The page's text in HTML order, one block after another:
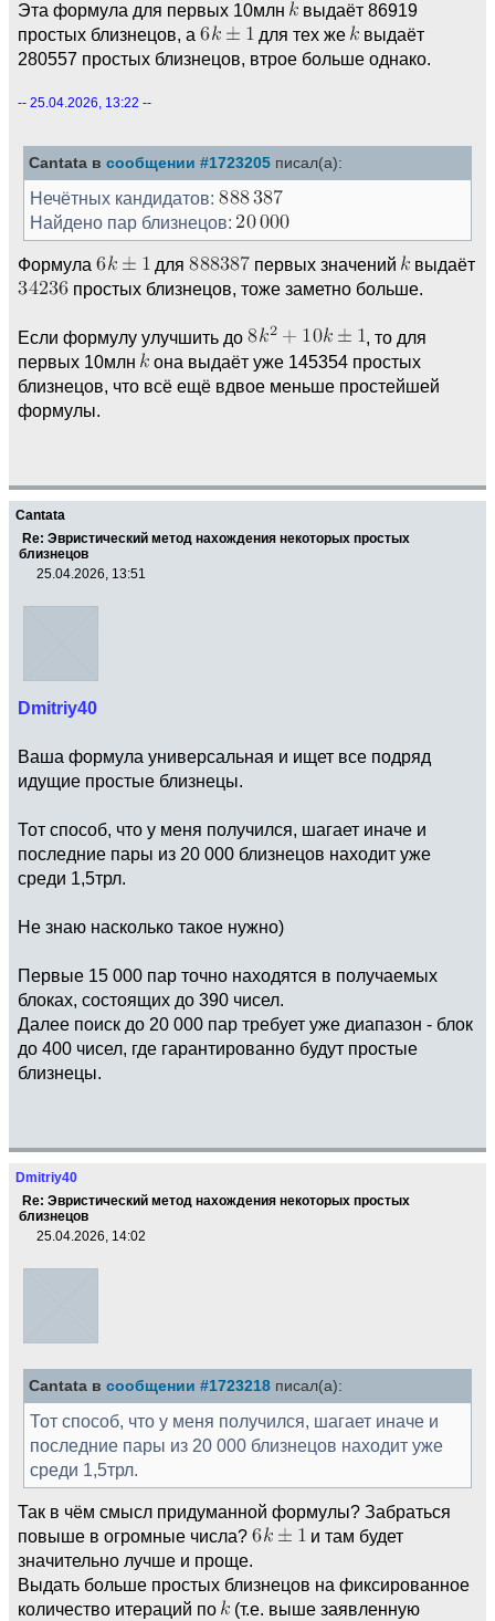
Эта формула для первых 10млн
выдаёт 86919
простых близнецов, а
для тех же
выдаёт
280557 простых близнецов, втрое больше однако.
-- 25.04.2026, 13:22 --
Cantata в сообщении #1723205 писал(а):
Нечётных кандидатов:
Найдено пар близнецов:
Формула для первых значений
выдаёт
простых близнецов, тоже заметно больше.
Если формулу улучшить до
, то для
первых 10млн
она выдаёт уже 145354 простых
близнецов, что всё ещё вдвое меньше простейшей
формулы.
Cantata
Re: Эвристический метод нахождения некоторых простых
близнецов
25.04.2026, 13:51
Dmitriy40
Ваша формула универсальная и ищет все подряд
идущие простые близнецы.
Тот способ, что у меня получился, шагает иначе и
последние пары из 20 000 близнецов находит уже
среди 1,5трл.
Не знаю насколько такое нужно)
Первые 15 000 пар точно находятся в получаемых
блоках, состоящих до 390 чисел.
Далее поиск до 20 000 пар требует уже диапазон - блок
до 400 чисел, где гарантированно будут простые
близнецы.
Dmitriy40
Re: Эвристический метод нахождения некоторых простых
близнецов
25.04.2026, 14:02
Cantata в сообщении #1723218 писал(а):
Тот способ, что у меня получился, шагает иначе и
последние пары из 20 000 близнецов находит уже
среди 1,5трл.
Так в чём смысл придуманной формулы? Забраться
повыше в огромные числа?
и там будет
значительно лучше и проще.
Выдать больше простых близнецов на фиксированное
количество итераций по
(т.е. выше заявленную